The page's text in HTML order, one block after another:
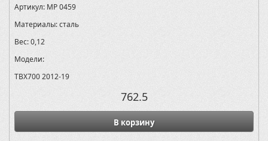
Артикул: MP 0459
Материалы:сталь
Вес:0,12
Модели:
TBX700 2012-19
762.5
В корзину